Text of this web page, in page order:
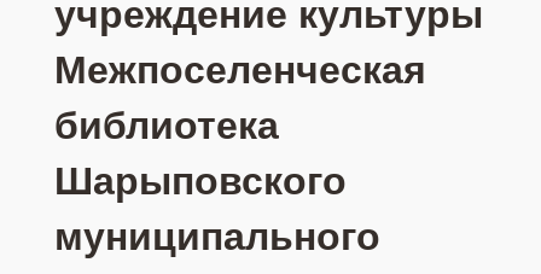
учреждение культуры
Межпоселенческая
библиотека
Шарыповского
муниципального